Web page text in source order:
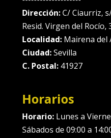
Dirección:C/ Ciaurriz,
Resid. Virgen del Rocío,
Localidad:Mairena del
Ciudad:Sevilla
C. Postal:41927
Horarios
Horario:Lunes a
Sábados de 09:00 a